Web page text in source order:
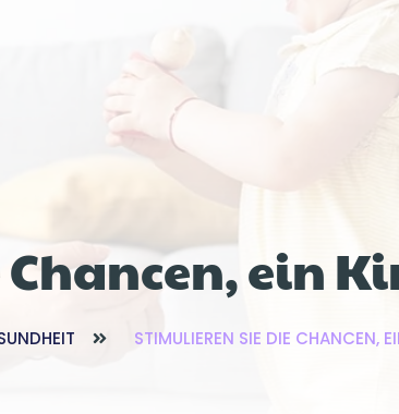
ein
STIMULIEREN SIE DIE CHANCEN,